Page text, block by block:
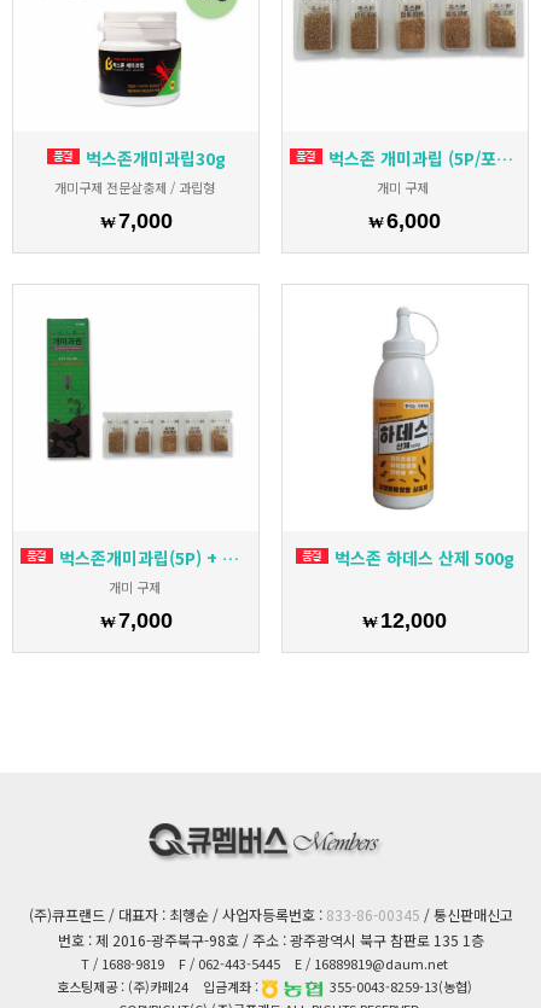
벅스존개미과립30g
개미구제 전문살충제 / 과립형
₩7,000
벅스존 개미과립 (5P/포장지없음) + 원터치먹이캡 5개
개미 구제
₩6,000
벅스존개미과립(5P) + 원터치먹이캡 5개
개미 구제
₩7,000
벅스존 하데스 산제 500g
₩ 12,000
(주)큐프랜드 / 대표자 : 최행순 / 사업자등록번호 : 833-86-00345 / 통신판매신고
번호 : 제 2016-광주북구-98호 / 주소 : 광주광역시 북구 참판로 135 1층
T / 1688-9819 F / 062-443-5445 E / 16889819@daum.net
호스팅제공 : (주)카페24
입금계좌 :
355-0043-8259-13(농협)